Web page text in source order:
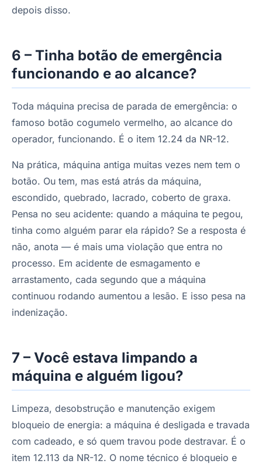
depois disso.
6 – Tinha botão de emergência
funcionando e ao alcance?
Toda máquina precisa de parada de emergência: o
famoso botão cogumelo vermelho, ao alcance do
operador, funcionando. É o item 12.24 da NR-12.
Na prática, máquina antiga muitas vezes nem tem o
botão. Ou tem, mas está atrás da máquina,
escondido, quebrado, lacrado, coberto de graxa.
Pensa no seu acidente: quando a máquina te pegou,
tinha como alguém parar ela rápido? Se a resposta é
não, anota — é mais uma violação que entra no
processo. Em acidente de esmagamento e
arrastamento, cada segundo que a máquina
continuou rodando aumentou a lesão. E isso pesa na
indenização.
7 – Você estava limpando a
máquina e alguém ligou?
Limpeza, desobstrução e manutenção exigem
bloqueio de energia: a máquina é desligada e travada
com cadeado, e só quem travou pode destravar. É o
item 12.113 da NR-12. O nome técnico é bloqueio e